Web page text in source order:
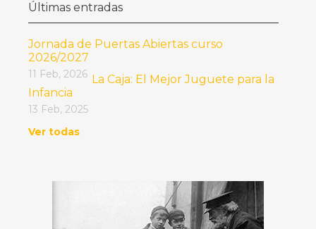
Últimas entradas
Jornada de Puertas Abiertas curso
2026/2027
11 Feb, 2026 La Caja: El Mejor Juguete para la
Infancia
13 Feb, 2025
Ver todas